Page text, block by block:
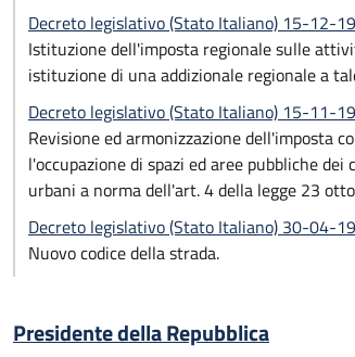
Decreto legislativo (Stato Italiano) 15-12-
Istituzione dell'imposta regionale sulle
istituzione di una addizionale regionale a
Decreto legislativo (Stato Italiano) 15-11-
Revisione ed armonizzazione dell'imposta
l'occupazione di spazi ed aree pubbliche
urbani a norma dell'art. 4 della legge 23
Decreto legislativo (Stato Italiano) 30-04-
Nuovo codice della strada.
Presidente della Repubblica